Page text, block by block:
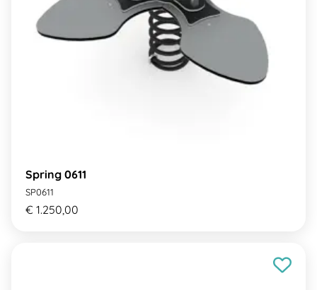
Spring 0611
SP0611
€ 1.250,00